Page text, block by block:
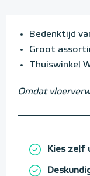
Bedenktijd
Groot
Thuiswinkel
Omdat
Kies zelf